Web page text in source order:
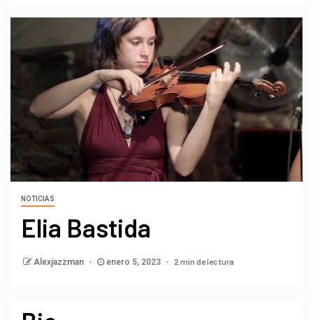
NOTICIAS
Elia Bastida
Alexjazzman enero 5, 2023 2 min de lectura